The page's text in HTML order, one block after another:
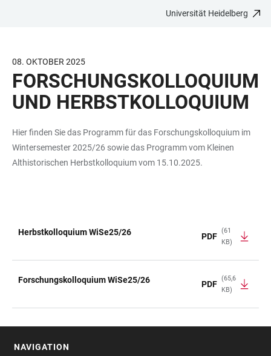
BARRIEREFREIHEIT
Universität Heidelberg
08. OKTOBER 2025
FORSCHUNGSKOLLOQUIUM
UND HERBSTKOLLOQUIUM
Hier finden Sie das Programm für das Forschungskolloquium im
Wintersemester 2025/26 sowie das Programm vom Kleinen
Althistorischen Herbstkolloquium vom 15.10.2025.
Herbstkolloquium WiSe25/26 PDF
(61
KB)
Forschungskolloquium WiSe25/26 PDF
(65,6
KB)
NAVIGATION